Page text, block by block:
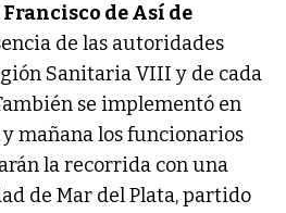
de Así de
de las autoridades
Sanitaria VIII y de cada
se implementó en
mañana los funcionarios
la recorrida con una
de Mar del Plata, partido